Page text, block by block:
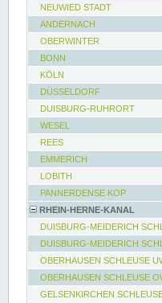
NEUWIED STADT
ANDERNACH
OBERWINTER
BONN
KÖLN
DÜSSELDORF
DUISBURG-RUHRORT
WESEL
REES
EMMERICH
LOBITH
PANNERDENSE KOP
RHEIN-HERNE-KANAL
DUISBURG-MEIDERICH
DUISBURG-MEIDERICH
OBERHAUSEN SCHLEUSE
OBERHAUSEN SCHLEUSE
GELSENKIRCHEN